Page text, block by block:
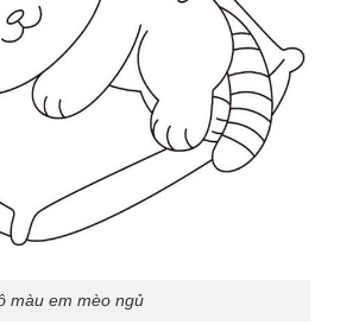
màu em mèo ngủ